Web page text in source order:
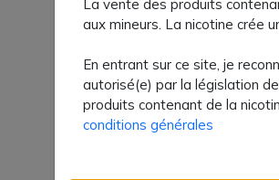
La grande
conception de
tiendra éloigné
prolongée de la
La cartouche
La vente des produits
aux mineurs. La nicotine crée
En entrant sur ce site, je
autorisé(e) par la législation
produits contenant de la
conditions générales